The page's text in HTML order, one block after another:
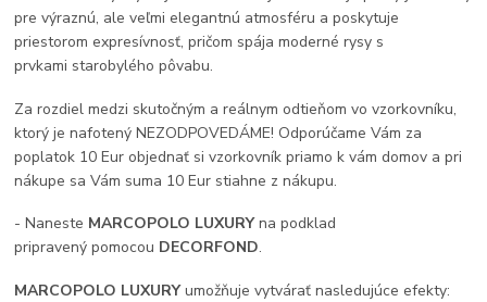
pre výraznú, ale veľmi elegantnú atmosféru a poskytuje
priestorom expresívnosť, pričom spája moderné rysy s
prvkami starobylého pôvabu.
Za rozdiel medzi skutočným a reálnym odtieňom vo vzorkovníku,
ktorý je nafotený NEZODPOVEDÁME! Odporúčame Vám za
poplatok 10 Eur objednať si vzorkovník priamo k vám domov a pri
nákupe sa Vám suma 10 Eur stiahne z nákupu.
- Naneste MARCOPOLO LUXURYna podklad
pripravený pomocou DECORFOND.
MARCOPOLO LUXURYumožňuje vytvárať nasledujúce efekty: